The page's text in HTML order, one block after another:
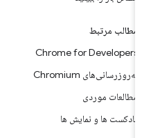
مطالب مرتبط
Chrome for Developers
به‌روزرسانی‌های Chromium
مطالعات موردی
پادکست ها و نمایش ها